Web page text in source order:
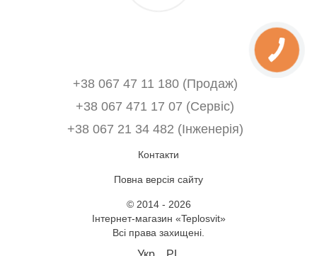
+38 067 47 11 180 (Продаж)
+38 067 471 17 07 (Сервіс)
‎+38 067 21 34 482 (Інженерія)
Контакти
Повна версія сайту
© 2014 - 2026
Інтернет-магазин «Teplosvit»
Всі права захищені.